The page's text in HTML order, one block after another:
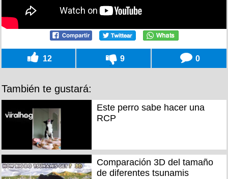
12 9 0
También te gustará:
Este perro sabe hacer una
RCP
Comparación 3D del tamaño
de diferentes tsunamis